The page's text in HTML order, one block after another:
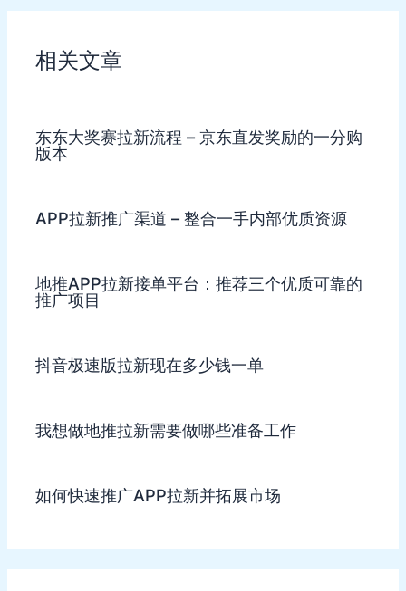
相关文章
东东大奖赛拉新流程 – 京东直发奖励的一分购
版本
APP拉新推广渠道 – 整合一手内部优质资源
地推APP拉新接单平台：推荐三个优质可靠的
推广项目
抖音极速版拉新现在多少钱一单
我想做地推拉新需要做哪些准备工作
如何快速推广APP拉新并拓展市场